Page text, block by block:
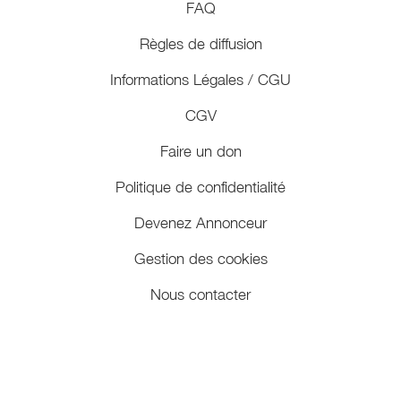
FAQ
Règles de diffusion
Informations Légales / CGU
CGV
Faire un don
Politique de confidentialité
Devenez Annonceur
Gestion des cookies
Nous contacter